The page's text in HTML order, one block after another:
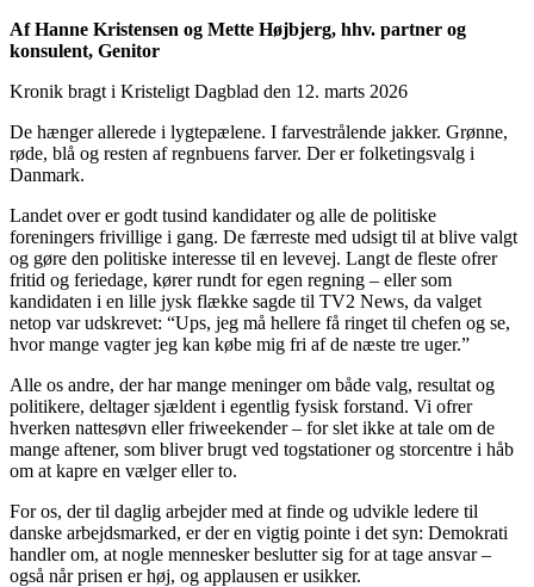
Af Hanne Kristensen og Mette Højbjerg, hhv. partner og
konsulent, Genitor
Kronik bragt i Kristeligt Dagblad den 12. marts 2026
De hænger allerede i lygtepælene. I farvestrålende jakker. Grønne,
røde, blå og resten af regnbuens farver. Der er folketingsvalg i
Danmark.
Landet over er godt tusind kandidater og alle de politiske
foreningers frivillige i gang. De færreste med udsigt til at blive valgt
og gøre den politiske interesse til en levevej. Langt de fleste ofrer
fritid og feriedage, kører rundt for egen regning – eller som
kandidaten i en lille jysk flække sagde til TV2 News, da valget
netop var udskrevet: “Ups, jeg må hellere få ringet til chefen og se,
hvor mange vagter jeg kan købe mig fri af de næste tre uger.”
Alle os andre, der har mange meninger om både valg, resultat og
politikere, deltager sjældent i egentlig fysisk forstand. Vi ofrer
hverken nattesøvn eller friweekender – for slet ikke at tale om de
mange aftener, som bliver brugt ved togstationer og storcentre i håb
om at kapre en vælger eller to.
For os, der til daglig arbejder med at finde og udvikle ledere til
danske arbejdsmarked, er der en vigtig pointe i det syn: Demokrati
handler om, at nogle mennesker beslutter sig for at tage ansvar –
også når prisen er høj, og applausen er usikker.